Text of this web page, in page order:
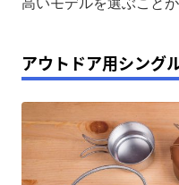
高いモデルを選ぶことが
アウトドア用シング